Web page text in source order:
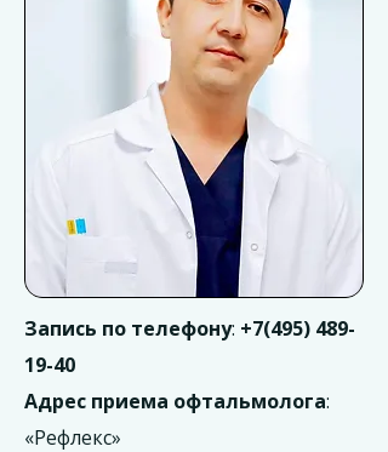
Запись по телефону: +7(495) 489-
19-40
Адрес приема офтальмолога:
«Рефлекс»